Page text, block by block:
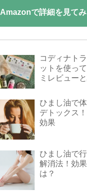
Amazonで詳細を見て
コディナト
ットを使っ
ミレビュー
ひまし油で
デトックス
効果
ひまし油で
解消法！効
は？